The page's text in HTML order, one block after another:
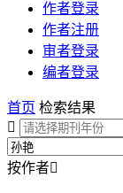
作者登录
作者注册
审者登录
编者登录
首页 检索结果

按作者